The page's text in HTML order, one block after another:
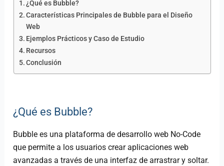
¿Qué es Bubble?
Características Principales de Bubble para el Diseño
Web
Ejemplos Prácticos y Caso de Estudio
Recursos
Conclusión
¿Qué es Bubble?
Bubble es una plataforma de desarrollo web No-Code
que permite a los usuarios crear aplicaciones web
avanzadas a través de una interfaz de arrastrar y soltar.